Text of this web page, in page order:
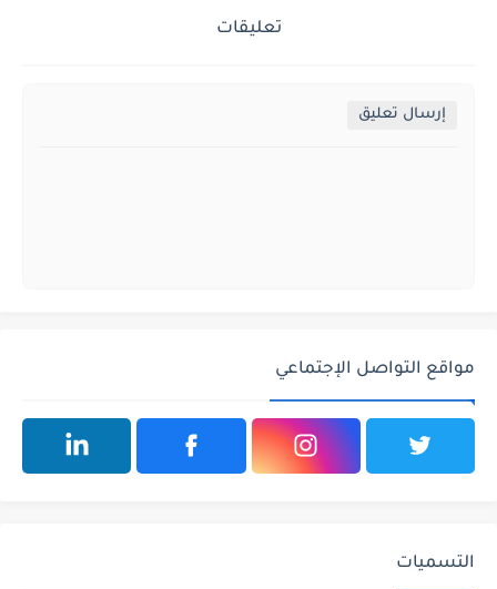
تعليقات
إرسال تعليق
مواقع التواصل الإجتماعي
التسميات